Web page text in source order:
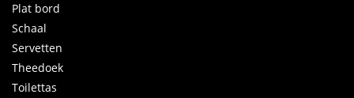
Plat bord
Schaal
Servetten
Theedoek
Toilettas